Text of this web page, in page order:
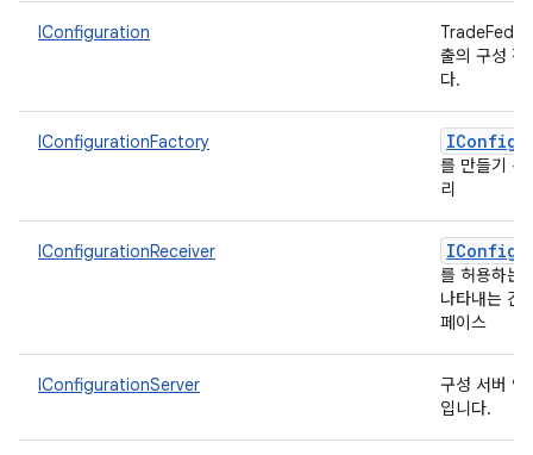
IConfiguration
출의 구성 정
다.
IConfigurationFactory
를 만들기 위
리
IConfigurationReceiver
를 허용하는
나타내는 간
페이스
IConfigurationServer
구성 서버 인
입니다.